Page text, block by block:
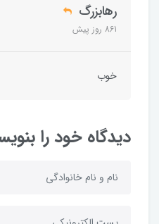
رهابزرگ
861 روز پیش
خوب
دیدگاه خود را